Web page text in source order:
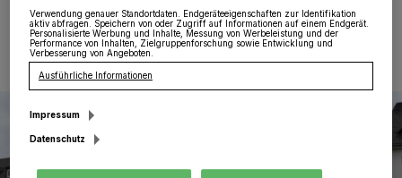
04.11.2024 , 11:10 Uhr Eine Minute Lesezeit
Verwendung genauer Standortdaten. Endgeräteeigenschaften zur Identifikation
aktiv abfragen. Speichern von oder Zugriff auf Informationen auf einem Endgerät.
Personalisierte Werbung und Inhalte, Messung von Werbeleistung und der
Performance von Inhalten, Zielgruppenforschung sowie Entwicklung und
Verbesserung von Angeboten.
Ausführliche Informationen
Impressum
Datenschutz